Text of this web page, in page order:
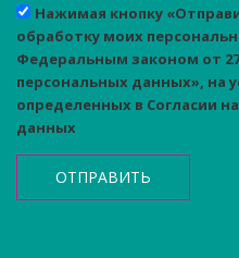
Нажимая кнопку
обработку моих
Федеральным законом от
персональных данных», на
определенных в Согласии
данных